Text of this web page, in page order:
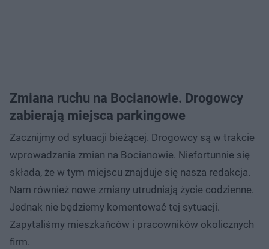
Zmiana ruchu na Bocianowie. Drogowcy
zabierają miejsca parkingowe
Zacznijmy od sytuacji bieżącej. Drogowcy są w trakcie
wprowadzania zmian na Bocianowie. Niefortunnie się
składa, że w tym miejscu znajduje się nasza redakcja.
Nam również nowe zmiany utrudniają życie codzienne.
Jednak nie będziemy komentować tej sytuacji.
Zapytaliśmy mieszkańców i pracowników okolicznych
firm.